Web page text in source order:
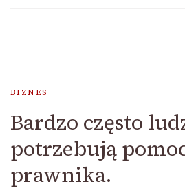
BIZNES
Bardzo często
potrzebują
prawnika.